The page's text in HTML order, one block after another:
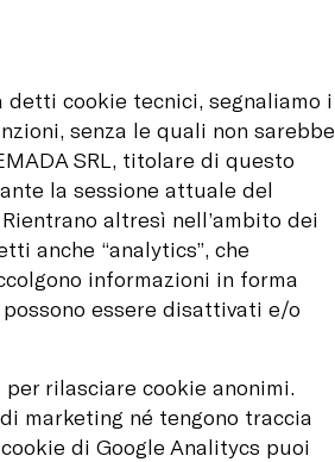
detti cookie tecnici, segnaliamo i
senza le quali non sarebbe
SRL, titolare di questo
la sessione attuale del
altresì nell’ambito dei
anche “analytics”, che
informazioni in forma
essere disattivati e/o
rilasciare cookie anonimi.
marketing né tengono traccia
di Google Analitycs puoi